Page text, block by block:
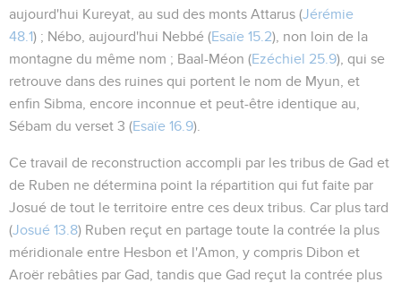
aujourd'hui Kureyat, au sud des monts Attarus (Jérémie
48.1) ; Nébo , aujourd'hui Nebbé (Esaïe 15.2), non loin de la
montagne du même nom ; Baal-Méon (Ezéchiel 25.9), qui se
retrouve dans des ruines qui portent le nom de Myun, et
enfin Sibma , encore inconnue et peut-être identique au,
Sébam du verset 3 (Esaïe 16.9).
Ce travail de reconstruction accompli par les tribus de Gad et
de Ruben ne détermina point la répartition qui fut faite par
Josué de tout le territoire entre ces deux tribus. Car plus tard
(Josué 13.8) Ruben reçut en partage toute la contrée la plus
méridionale entre Hesbon et l'Amon, y compris Dibon et
Aroër rebâties par Gad, tandis que Gad reçut la contrée plus